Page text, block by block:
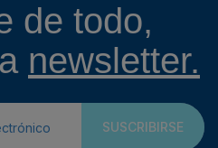
de todo,
newsletter.
SUSCRIBIRSE